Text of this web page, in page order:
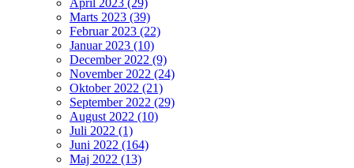
April 2023 (29)
Marts 2023 (39)
Februar 2023 (22)
Januar 2023 (10)
December 2022 (9)
November 2022 (24)
Oktober 2022 (21)
September 2022 (29)
August 2022 (10)
Juli 2022 (1)
Juni 2022 (164)
Maj 2022 (13)